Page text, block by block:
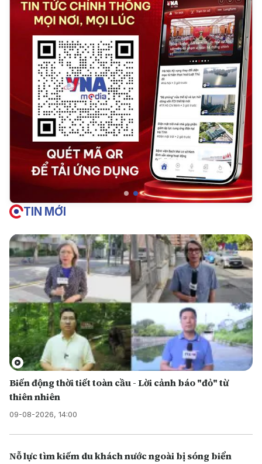
TIN MỚI
Biến động thời tiết toàn cầu - Lời cảnh báo "đỏ" từ
thiên nhiên
09-08-2026, 14:00
Nỗ lực tìm kiếm du khách nước ngoài bị sóng biển